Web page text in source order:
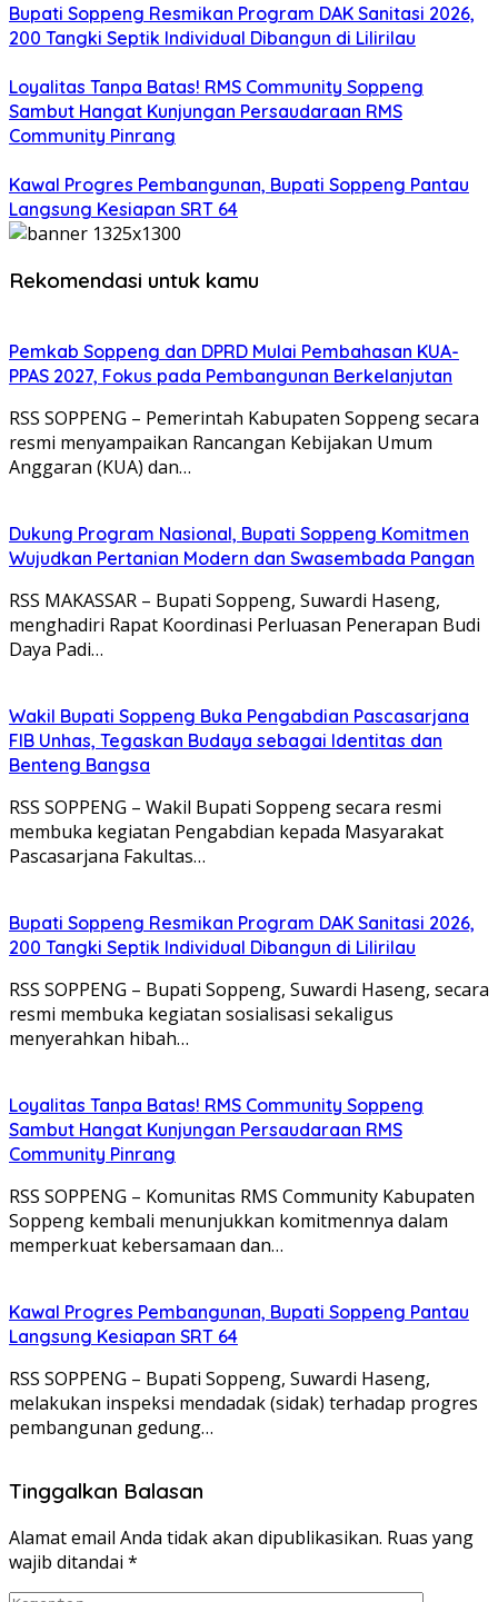
Bupati Soppeng Resmikan Program DAK Sanitasi 2026,
200 Tangki Septik Individual Dibangun di Lilirilau
Loyalitas Tanpa Batas! RMS Community Soppeng
Sambut Hangat Kunjungan Persaudaraan RMS
Community Pinrang
Kawal Progres Pembangunan, Bupati Soppeng Pantau
Langsung Kesiapan SRT 64
Rekomendasi untuk kamu
Pemkab Soppeng dan DPRD Mulai Pembahasan KUA-
PPAS 2027, Fokus pada Pembangunan Berkelanjutan
RSS SOPPENG – Pemerintah Kabupaten Soppeng secara
resmi menyampaikan Rancangan Kebijakan Umum
Anggaran (KUA) dan…
Dukung Program Nasional, Bupati Soppeng Komitmen
Wujudkan Pertanian Modern dan Swasembada Pangan
RSS MAKASSAR – Bupati Soppeng, Suwardi Haseng,
menghadiri Rapat Koordinasi Perluasan Penerapan Budi
Daya Padi…
Wakil Bupati Soppeng Buka Pengabdian Pascasarjana
FIB Unhas, Tegaskan Budaya sebagai Identitas dan
Benteng Bangsa
RSS SOPPENG – Wakil Bupati Soppeng secara resmi
membuka kegiatan Pengabdian kepada Masyarakat
Pascasarjana Fakultas…
Bupati Soppeng Resmikan Program DAK Sanitasi 2026,
200 Tangki Septik Individual Dibangun di Lilirilau
RSS SOPPENG – Bupati Soppeng, Suwardi Haseng, secara
resmi membuka kegiatan sosialisasi sekaligus
menyerahkan hibah…
Loyalitas Tanpa Batas! RMS Community Soppeng
Sambut Hangat Kunjungan Persaudaraan RMS
Community Pinrang
RSS SOPPENG – Komunitas RMS Community Kabupaten
Soppeng kembali menunjukkan komitmennya dalam
memperkuat kebersamaan dan…
Kawal Progres Pembangunan, Bupati Soppeng Pantau
Langsung Kesiapan SRT 64
RSS SOPPENG – Bupati Soppeng, Suwardi Haseng,
melakukan inspeksi mendadak (sidak) terhadap progres
pembangunan gedung…
Tinggalkan Balasan
Alamat email Anda tidak akan dipublikasikan. Ruas yang
wajib ditandai *